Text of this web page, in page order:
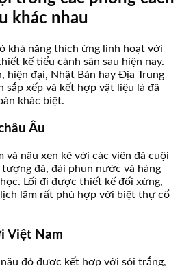
khác nhau
khả năng thích ứng linh hoạt với
kế tiểu cảnh sân sau hiện nay.
hiện đại, Nhật Bản hay Địa Trung
sắp xếp và kết hợp vật liệu là đã
khác biệt.
Âu
và nâu xen kẽ với các viên đá cuội
đá, đài phun nước và hàng
Lối đi được thiết kế đối xứng,
lãm rất phù hợp với biệt thự cổ
Việt Nam
đỏ được kết hợp với sỏi trắng,